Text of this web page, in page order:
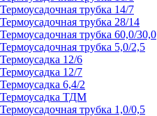
Термоусадочная трубка 14/7
Термоусадочная трубка 28/14
Термоусадочная трубка 60,0/30,0
Термоусадочная трубка 5,0/2,5
Термоусадка 12/6
Термоусадка 12/7
Термоусадка 6,4/2
Термоусадка ТДМ
Термоусадочная трубка 1,0/0,5